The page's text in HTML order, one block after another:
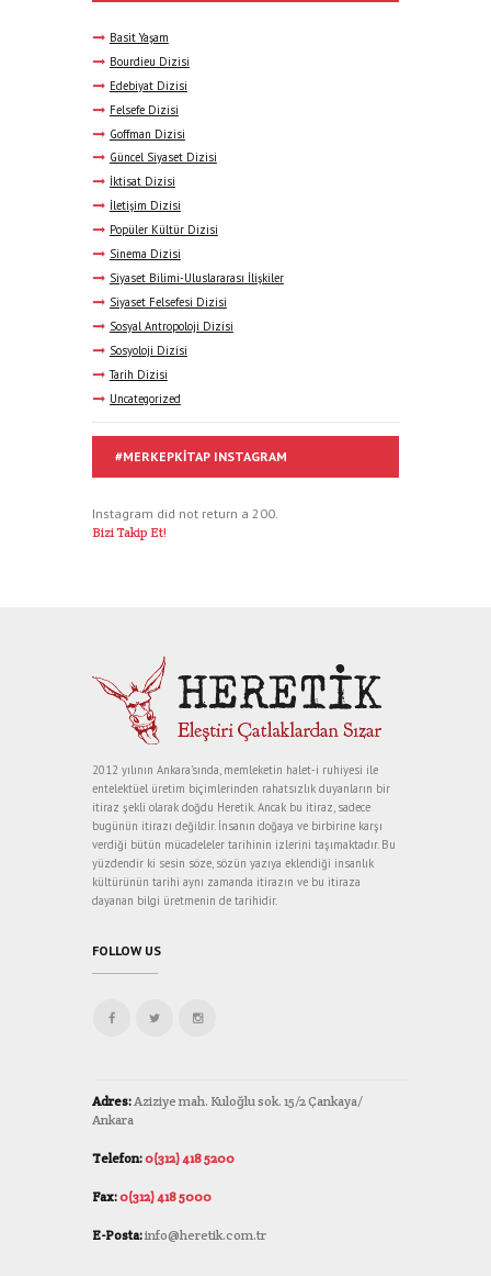
Basit Yaşam
Bourdieu Dizisi
Edebiyat Dizisi
Felsefe Dizisi
Goffman Dizisi
Güncel Siyaset Dizisi
İktisat Dizisi
İletişim Dizisi
Popüler Kültür Dizisi
Sinema Dizisi
Siyaset Bilimi-Uluslararası İlişkiler
Siyaset Felsefesi Dizisi
Sosyal Antropoloji Dizisi
Sosyoloji Dizisi
Tarih Dizisi
Uncategorized
#MERKEPKITAP INSTAGRAM
Instagram did not return a 200.
Bizi Takip Et!
2012 yılının Ankara’sında, memleketin halet-i ruhiyesi ile
entelektüel üretim biçimlerinden rahatsızlık duyanların bir
itiraz şekli olarak doğdu Heretik. Ancak bu itiraz, sadece
bugünün itirazı değildir. İnsanın doğaya ve birbirine karşı
verdiği bütün mücadeleler tarihinin izlerini taşımaktadır. Bu
yüzdendir ki sesin söze, sözün yazıya eklendiği insanlık
kültürünün tarihi aynı zamanda itirazın ve bu itiraza
dayanan bilgi üretmenin de tarihidir.
FOLLOW US
Adres: Aziziye mah. Kuloğlu sok. 15/2 Çankaya/
Ankara
Telefon:0(312) 418 5200
Fax:0(312) 418 5000
E-Posta:info@heretik.com.tr